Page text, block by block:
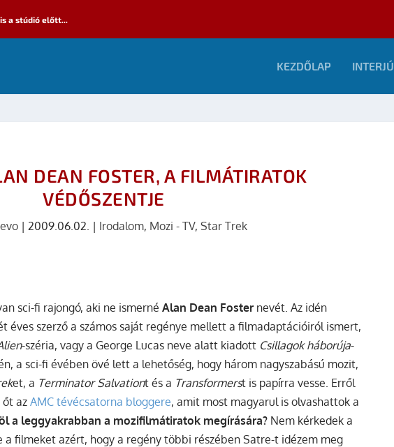
a stúdió előtt...
KEZDŐLAP INTERJÚ
DEAN FOSTER, A FILMÁTIRATOK
VÉDŐSZENTJE
| 2009.06.02. | Irodalom, Mozi - TV, Star Trek
sci-fi rajongó, aki ne ismernéAlan Dean Foster nevét. Az idén
éves szerző a számos saját regénye mellett a filmadaptációiról ismert,
-széria, vagy a George Lucas neve alatt kiadott Csillagok háborúja-
a sci-fi évében övé lett a lehetőség, hogy három nagyszabású mozit,
et, a Terminator Salvationt és a Transformerst is papírra vesse. Erről
őt azAMC tévécsatorna bloggere, amit most magyarul is olvashattok a
a leggyakrabban a mozifilmátiratok megírására? Nem kérkedek a
a filmeket azért, hogy a regény többi részében Satre-t idézem meg